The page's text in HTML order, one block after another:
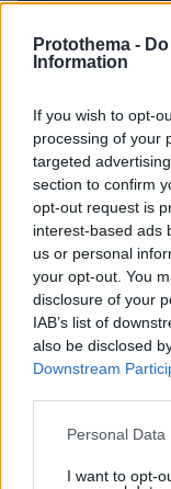
Protothema -
Information
If you wish to opt-
processing of your
targeted
section to confirm
opt-out request is
interest-based ads
us or personal
your opt-out. You
disclosure of your
IAB’s list of
also be disclosed
Downstream
Please note that
not limited to your
Personal
I want to opt-
Στη ΓΑΔΑ
για την
φωτογραφίες
06.08.2026, 23:17